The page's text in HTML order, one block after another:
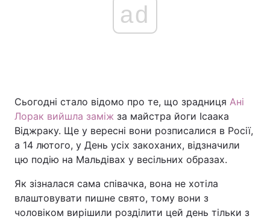
Головна Війна
Україна Політика
Економіка Світ
ad
Сьогодні стало відомо про те, що зрадниця Ані
Лорак вийшла заміж за майстра йоги Ісаака
Віджраку. Ще у вересні вони розписалися в Росії,
а 14 лютого, у День усіх закоханих, відзначили
цю подію на Мальдівах у весільних образах.
Як зізналася сама співачка, вона не хотіла
влаштовувати пишне свято, тому вони з
чоловіком вирішили розділити цей день тільки з